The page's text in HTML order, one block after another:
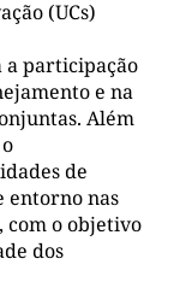
(UCs)
a participação
e na
Além
de
entorno nas
com o objetivo
dos